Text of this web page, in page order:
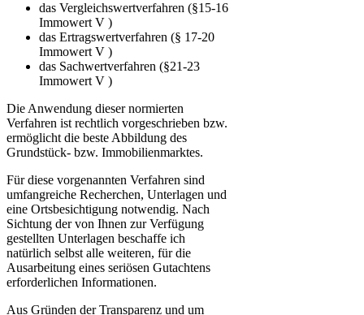
das Vergleichswertverfahren (§15-16
Immowert V )
das Ertragswertverfahren (§ 17-20
Immowert V )
das Sachwertverfahren (§21-23
Immowert V )
Die Anwendung dieser normierten
Verfahren ist rechtlich vorgeschrieben bzw.
ermöglicht die beste Abbildung des
Grundstück- bzw. Immobilienmarktes.
Für diese vorgenannten Verfahren sind
umfangreiche Recherchen, Unterlagen und
eine Ortsbesichtigung notwendig. Nach
Sichtung der von Ihnen zur Verfügung
gestellten Unterlagen beschaffe ich
natürlich selbst alle weiteren, für die
Ausarbeitung eines seriösen Gutachtens
erforderlichen Informationen.
Aus Gründen der Transparenz und um